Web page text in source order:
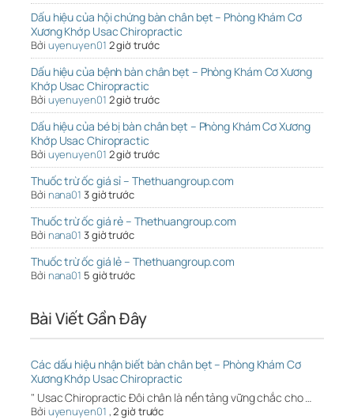
Dấu hiệu của hội chứng bàn chân bẹt – Phòng Khám Cơ
Xương Khớp Usac Chiropractic
Bởi uyenuyen01 2 giờ trước
Dấu hiệu của bệnh bàn chân bẹt – Phòng Khám Cơ Xương
Khớp Usac Chiropractic
Bởi uyenuyen01 2 giờ trước
Dấu hiệu của bé bị bàn chân bẹt – Phòng Khám Cơ Xương
Khớp Usac Chiropractic
Bởi uyenuyen01 2 giờ trước
Thuốc trừ ốc giá sỉ – Thethuangroup.com
Bởi nana01 3 giờ trước
Thuốc trừ ốc giá rẻ – Thethuangroup.com
Bởi nana01 3 giờ trước
Thuốc trừ ốc giá lẻ – Thethuangroup.com
Bởi nana01 5 giờ trước
Bài Viết Gần Đây
Các dấu hiệu nhận biết bàn chân bẹt – Phòng Khám Cơ
Xương Khớp Usac Chiropractic
" Usac Chiropractic Đôi chân là nền tảng vững chắc cho …
Bởi uyenuyen01 ,2 giờ trước